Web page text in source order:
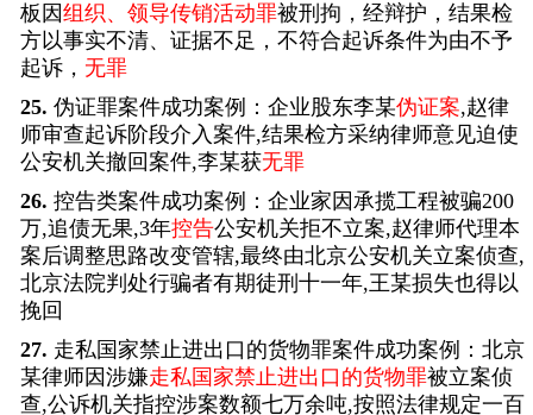
板因组织、领导传销活动罪被刑拘，经辩护，结果检
方以事实不清、证据不足，不符合起诉条件为由不予
起诉， 无罪
25. 伪证罪案件成功案例：企业股东李某伪证案,赵律
师审查起诉阶段介入案件,结果检方采纳律师意见迫使
公安机关撤回案件,李某获无罪
26. 控告类案件成功案例：企业家因承揽工程被骗200
万,追债无果,3年控告公安机关拒不立案,赵律师代理本
案后调整思路改变管辖,最终由北京公安机关立案侦查,
北京法院判处行骗者有期徒刑十一年,王某损失也得以
挽回
27. 走私国家禁止进出口的货物罪案件成功案例：北京
某律师因涉嫌走私国家禁止进出口的货物罪被立案侦
查,公诉机关指控涉案数额七万余吨,按照法律规定一百